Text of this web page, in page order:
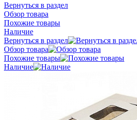
Вернуться в раздел
Обзор товара
Похожие товары
Наличие
Вернуться в раздел
Обзор товара
Похожие товары
Наличие